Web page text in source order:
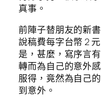
真事。
前陣子替朋友的新
說稿費每字台幣 2
是，甚麼，寫序言
轉而為自己的意外
服得，竟然為自己
到意外。